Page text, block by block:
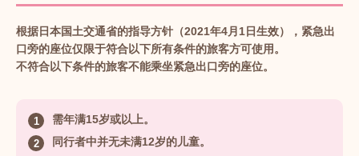
根据日本国土交通省的指导方针（2021年4月1日生效），紧急出
口旁的座位仅限于符合以下所有条件的旅客方可使用。
不符合以下条件的旅客不能乘坐紧急出口旁的座位。
需年满15岁或以上。
同行者中并无未满12岁的儿童。